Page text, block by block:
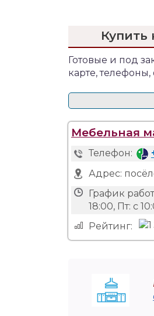
Купить
Готовые и под
карте,
Мебельная
Телефон:
Адрес:
График
18:00, Пт: с
Рейтинг: